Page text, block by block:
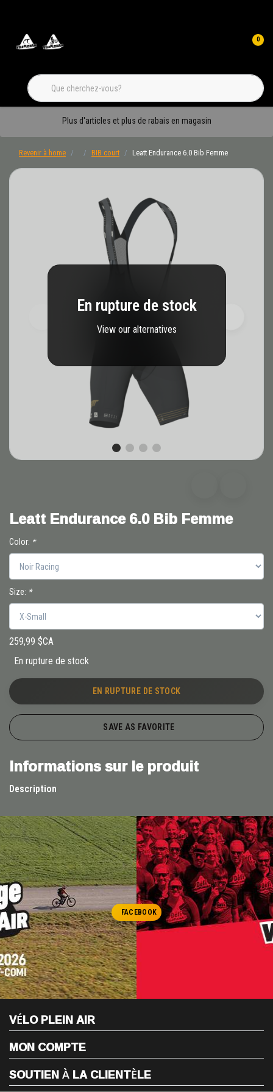
0
Plus d'articles et plus de rabais en magasin
Revenir à home BIB court Leatt Endurance 6.0 Bib Femme
En rupture de stock
View our alternatives
Leatt Endurance 6.0 Bib Femme
Color: *
Size: *
259,99 $CA
En rupture de stock
EN RUPTURE DE STOCK
SAVE AS FAVORITE
Informations sur le produit
Description
FACEBOOK
VÉLO PLEIN AIR
MON COMPTE
SOUTIEN À LA CLIENTÈLE